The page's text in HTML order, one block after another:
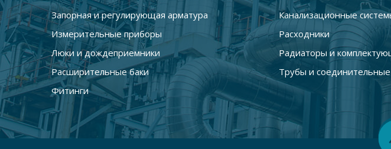
Запорная и регулирующая арматура
Канализационные
Измерительные приборы
Расходники
Люки и дождеприемники
Радиаторы и
Расширительные баки
Трубы и соединительные
Фитинги